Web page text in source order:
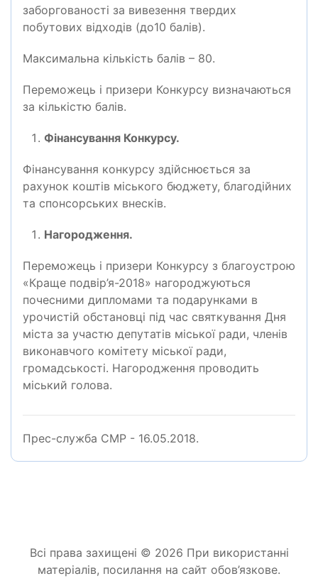
заборгованості за вивезення твердих
побутових відходів (до10 балів).
Максимальна кількість балів – 80.
Переможець і призери Конкурсу визначаються
за кількістю балів.
Фінансування Конкурсу.
Фінансування конкурсу здійснюється за
рахунок коштів міського бюджету, благодійних
та спонсорських внесків.
Нагородження.
Переможець і призери Конкурсу з благоустрою
«Краще подвір’я-2018» нагороджуються
почесними дипломами та подарунками в
урочистій обстановці під час святкування Дня
міста за участю депутатів міської ради, членів
виконавчого комітету міської ради,
громадськості. Нагородження проводить
міський голова.
Прес-служба СМР - 16.05.2018.
Всі права захищені © 2026 При використанні
матеріалів, посилання на сайт обов’язкове.